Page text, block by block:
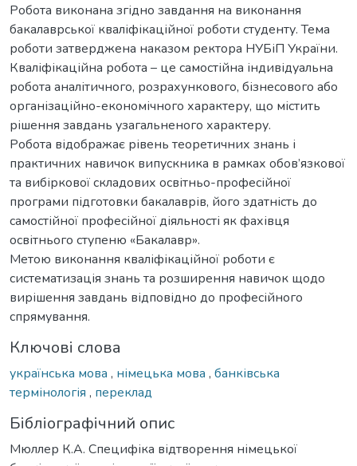
Робота виконана згідно завдання на виконання
бакалаврської кваліфікаційної роботи студенту. Тема
роботи затверджена наказом ректора НУБіП України.
Кваліфікаційна робота – це самостійна індивідуальна
робота аналітичного, розрахункового, бізнесового або
організаційно-економічного характеру, що містить
рішення завдань узагальненого характеру.
Робота відображає рівень теоретичних знань і
практичних навичок випускника в рамках обов’язкової
та вибіркової складових освітньо-професійної
програми підготовки бакалаврів, його здатність до
самостійної професійної діяльності як фахівця
освітнього ступеню «Бакалавр».
Метою виконання кваліфікаційної роботи є
систематизація знань та розширення навичок щодо
вирішення завдань відповідно до професійного
спрямування.
Ключові слова
українська мова , німецька мова , банківська
термінологія , переклад
Бібліографічний опис
Мюллер К.А. Специфіка відтворення німецької